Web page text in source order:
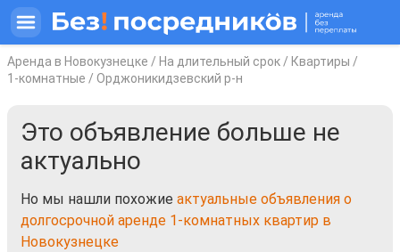
Аренда в Новокузнецке / На длительный срок / Квартиры /
1-комнатные / Орджоникидзевский р-н
Это объявление больше не
актуально
Но мы нашли похожие актуальные объявления о
долгосрочной аренде 1-комнатных квартир в
Новокузнецке